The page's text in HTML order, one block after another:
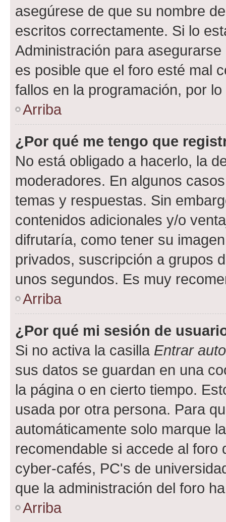
asegúrese de que su nombre
escritos correctamente. Si lo
Administración para
es posible que el foro esté mal
fallos en la programación, por
Arriba
¿Por qué me tengo que
No está obligado a hacerlo, la
moderadores. En algunos
temas y respuestas. Sin
contenidos adicionales y/o
difrutaría, como tener su
privados, suscripción a grupos
unos segundos. Es muy
Arriba
¿Por qué mi sesión de
Si no activa la casilla Entrar
sus datos se guardan en una
la página o en cierto tiempo.
usada por otra persona. Para
automáticamente solo marque
recomendable si accede al foro
cyber-cafés, PC's de
que la administración del foro
Arriba